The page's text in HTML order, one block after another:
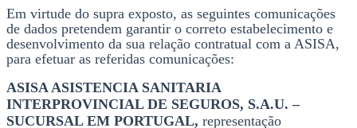
Em virtude do supra exposto, as seguintes comunicações
de dados pretendem garantir o correto estabelecimento e
desenvolvimento da sua relação contratual com a ASISA,
para efetuar as referidas comunicações:
ASISA ASISTENCIA SANITARIA
INTERPROVINCIAL DE SEGUROS, S.A.U. –
SUCURSAL EM PORTUGAL, representação